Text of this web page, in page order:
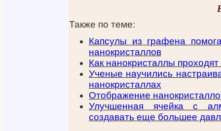
Также по теме:
Капсулы из графена
нанокристаллов
Как нанокристаллы
Ученые научились
нанокристаллах
Отображение
Улучшенная ячейка с
создавать еще большее